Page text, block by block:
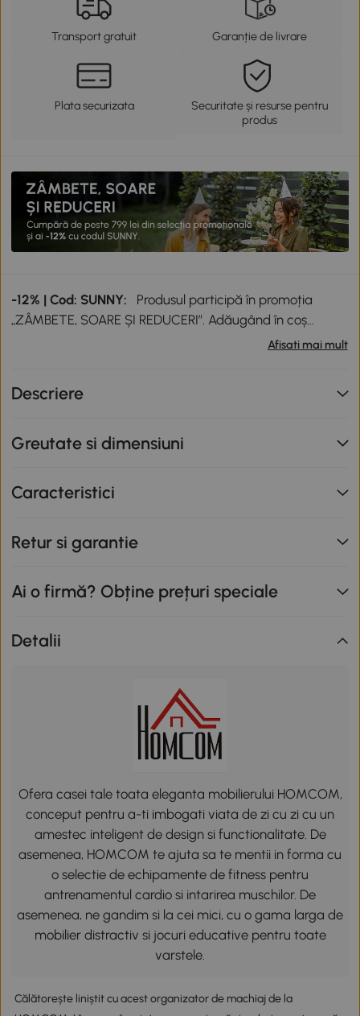
Transport gratuit Garanție de livrare
Plata securizata
Securitate și resurse pentru
produs
-12% | Cod: SUNNY:
Produsul participă în promoția
„ZÂMBETE, SOARE ȘI REDUCERI”. Adăugând în coș
produse participante în valoare totală de peste 799 lei,
valabilă până la data de 12.08.2026.
Afisati mai mult
Descriere
Greutate si dimensiuni
Caracteristici
Retur si garantie
Ai o firmă? Obține prețuri speciale
Detalii
Ofera casei tale toata eleganta mobilierului HOMCOM,
conceput pentru a-ti imbogati viata de zi cu zi cu un
amestec inteligent de design si functionalitate. De
asemenea, HOMCOM te ajuta sa te mentii in forma cu
o selectie de echipamente de fitness pentru
antrenamentul cardio si intarirea muschilor. De
asemenea, ne gandim si la cei mici, cu o gama larga de
mobilier distractiv si jocuri educative pentru toate
varstele.
Călătorește liniștit cu acest organizator de machiaj de la